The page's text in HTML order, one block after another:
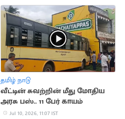
தமிழ் நாடு
வீட்டின் சுவற்றின் மீது மோதிய
அரசு பஸ்.. 11 பேர் காயம்
Jul 10, 2026, 11:07 IST